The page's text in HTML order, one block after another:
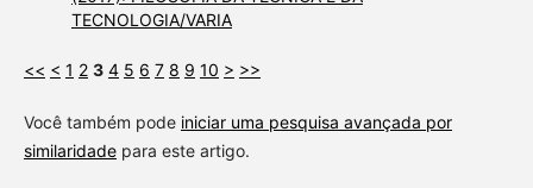
TECNOLOGIA/VARIA
<< < 1 2 3 4 5 6 7 8 9 10 > >>
Você também pode iniciar uma pesquisa avançada por
similaridadepara este artigo.